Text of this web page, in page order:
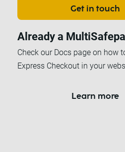
Get in touch
Already a
Check our Docs page on how
Express Checkout in your
Learn more